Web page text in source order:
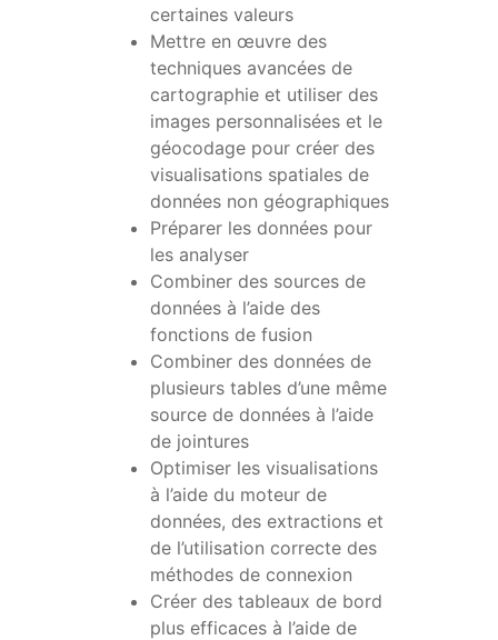
certaines valeurs
Mettre en œuvre des
techniques avancées de
cartographie et utiliser des
images personnalisées et le
géocodage pour créer des
visualisations spatiales de
données non géographiques
Préparer les données pour
les analyser
Combiner des sources de
données à l’aide des
fonctions de fusion
Combiner des données de
plusieurs tables d’une même
source de données à l’aide
de jointures
Optimiser les visualisations
à l’aide du moteur de
données, des extractions et
de l’utilisation correcte des
méthodes de connexion
Créer des tableaux de bord
plus efficaces à l’aide de